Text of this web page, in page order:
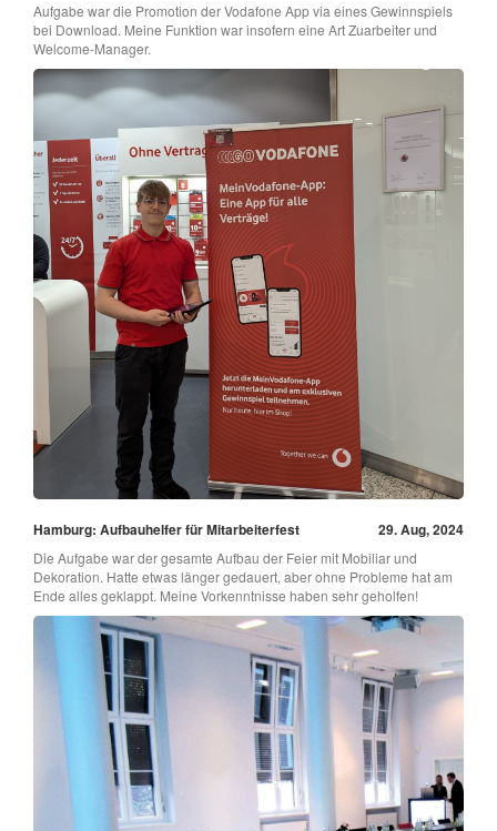
Aufgabe war die Promotion der Vodafone App via eines Gewinnspiels
bei Download. Meine Funktion war insofern eine Art Zuarbeiter und
Welcome-Manager.
Hamburg: Aufbauhelfer für Mitarbeiterfest 29. Aug, 2024
Die Aufgabe war der gesamte Aufbau der Feier mit Mobiliar und
Dekoration. Hatte etwas länger gedauert, aber ohne Probleme hat am
Ende alles geklappt. Meine Vorkenntnisse haben sehr geholfen!